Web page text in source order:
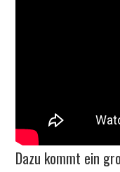
Dazu kommt ein